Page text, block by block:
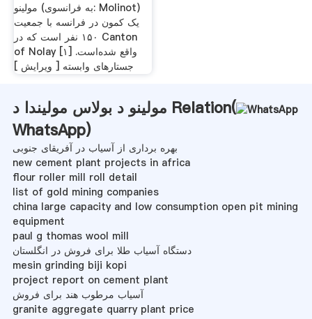
مولینو (به فرانسوی: Molinot)
یک کمون در فرانسه با جمعیت
۱۵۰ نفر است که در Canton
of Nolay واقع شده‌است. [۱]
جستارهای وابسته [ ویرایش ]
مولینو د بولاس مولیندا د Relation(
WhatsApp)
بهره برداری از آسیاب در آفریقای جنوبی
new cement plant projects in africa
flour roller mill roll detail
list of gold mining companies
china large capacity and low consumption open pit mining
equipment
paul g thomas wool mill
دستگاه آسیاب طلا برای فروش در انگلستان
mesin grinding biji kopi
project report on cement plant
آسیاب مرطوب هند برای فروش
granite aggregate quarry plant price